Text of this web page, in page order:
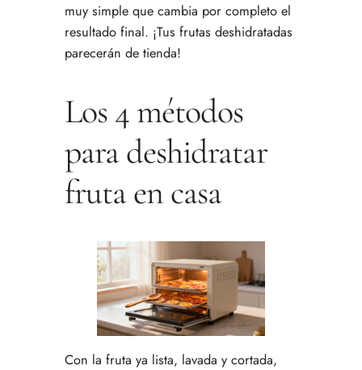
muy simple que cambia por completo el
resultado final. ¡Tus frutas deshidratadas
parecerán de tienda!
Los 4 métodos
para deshidratar
fruta en casa
Con la fruta ya lista, lavada y cortada,